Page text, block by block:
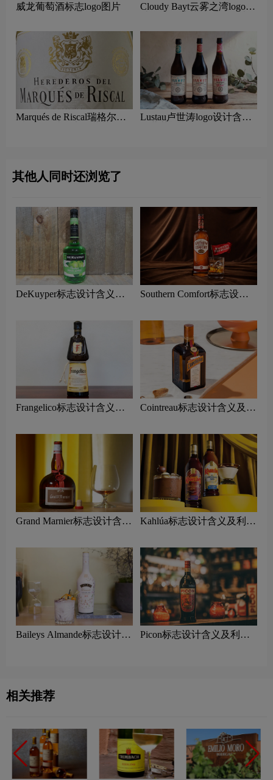
威龙葡萄酒标志logo图片
Cloudy Bayt云雾之湾logo设
Marqués de Riscal瑞格尔侯
Lustau卢世涛logo设计含义
其他人同时还浏览了
DeKuyper标志设计含义及
Southern Comfort标志设计
Frangelico标志设计含义及
Cointreau标志设计含义及利
Grand Marnier标志设计含义
Kahlúa标志设计含义及利口
Baileys Almande标志设计含
Picon标志设计含义及利口
相关推荐